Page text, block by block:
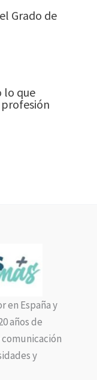
Grado de
lo que
en España y
años de
y